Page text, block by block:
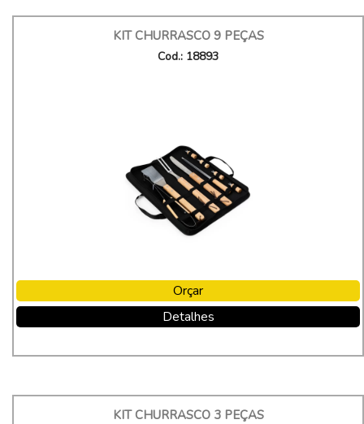
KIT CHURRASCO 9 PEÇAS
Cod.: 18893
Orçar
Detalhes
KIT CHURRASCO 3 PEÇAS